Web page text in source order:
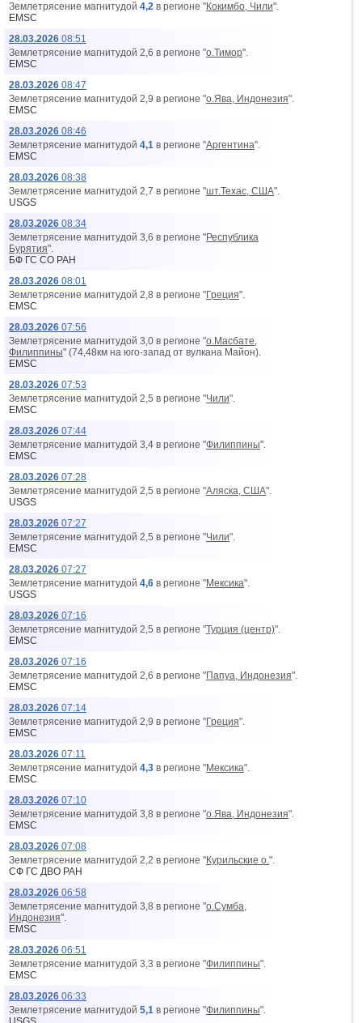
Землетрясение магнитудой 4,2 в регионе "Кокимбо, Чили".
EMSC
28.03.2026 08:51
Землетрясение магнитудой 2,6 в регионе "о.Тимор".
EMSC
28.03.2026 08:47
Землетрясение магнитудой 2,9 в регионе "о.Ява, Индонезия".
EMSC
28.03.2026 08:46
Землетрясение магнитудой 4,1 в регионе "Аргентина".
EMSC
28.03.2026 08:38
Землетрясение магнитудой 2,7 в регионе "шт.Техас, США".
USGS
28.03.2026 08:34
Землетрясение магнитудой 3,6 в регионе "Республика
Бурятия".
БФ ГС СО РАН
28.03.2026 08:01
Землетрясение магнитудой 2,8 в регионе "Греция".
EMSC
28.03.2026 07:56
Землетрясение магнитудой 3,0 в регионе "о.Масбате,
Филиппины" (74,48км на юго-запад от вyлкана Майон).
EMSC
28.03.2026 07:53
Землетрясение магнитудой 2,5 в регионе "Чили".
EMSC
28.03.2026 07:44
Землетрясение магнитудой 3,4 в регионе "Филиппины".
EMSC
28.03.2026 07:28
Землетрясение магнитудой 2,5 в регионе "Аляска, США".
USGS
28.03.2026 07:27
Землетрясение магнитудой 2,5 в регионе "Чили".
EMSC
28.03.2026 07:27
Землетрясение магнитудой 4,6 в регионе "Мексика".
USGS
28.03.2026 07:16
Землетрясение магнитудой 2,5 в регионе "Турция (центр)".
EMSC
28.03.2026 07:16
Землетрясение магнитудой 2,6 в регионе "Папуа, Индонезия".
EMSC
28.03.2026 07:14
Землетрясение магнитудой 2,9 в регионе "Греция".
EMSC
28.03.2026 07:11
Землетрясение магнитудой 4,3 в регионе "Мексика".
EMSC
28.03.2026 07:10
Землетрясение магнитудой 3,8 в регионе "о.Ява, Индонезия".
EMSC
28.03.2026 07:08
Землетрясение магнитудой 2,2 в регионе "Курильские о.".
СФ ГС ДВО РАН
28.03.2026 06:58
Землетрясение магнитудой 3,8 в регионе "о.Сумба,
Индонезия".
EMSC
28.03.2026 06:51
Землетрясение магнитудой 3,3 в регионе "Филиппины".
EMSC
28.03.2026 06:33
Землетрясение магнитудой 5,1 в регионе "Филиппины".